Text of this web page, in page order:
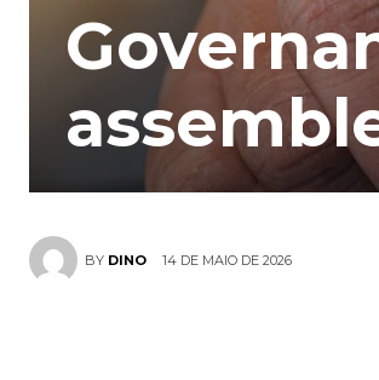
BY DINO 14 DE MAIO DE 2026